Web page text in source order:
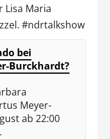
Lisa Maria
#ndrtalkshow
bei
Burckhardt?
Meyer-
ab 22:00